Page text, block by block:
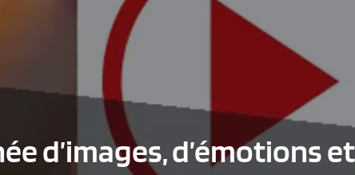
d’images, d’émotions